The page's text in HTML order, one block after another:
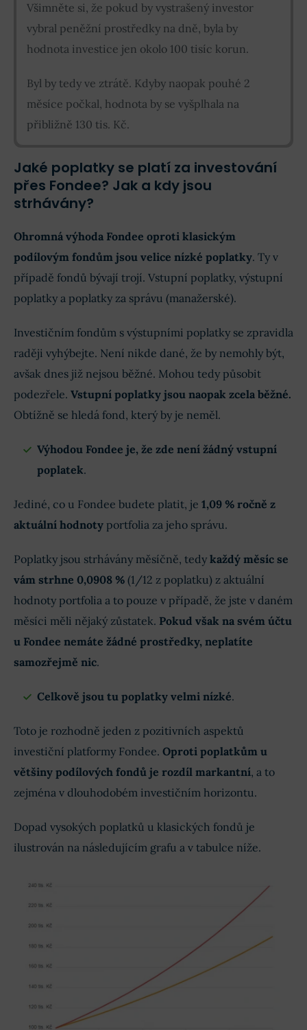
Všimněte si, že pokud by vystrašený investor
vybral peněžní prostředky na dně, byla by
hodnota investice jen okolo 100 tisíc korun.
Byl by tedy ve ztrátě. Kdyby naopak pouhé 2
měsíce počkal, hodnota by se vyšplhala na
přibližně 130 tis. Kč.
Jaké poplatky se platí za investování
přes Fondee? Jak a kdy jsou
strhávány?
Ohromná výhoda Fondee oproti klasickým
podílovým fondům jsou velice nízké poplatky. Ty v
případě fondů bývají trojí. Vstupní poplatky, výstupní
poplatky a poplatky za správu (manažerské).
Investičním fondům s výstupními poplatky se zpravidla
raději vyhýbejte. Není nikde dané, že by nemohly být,
avšak dnes již nejsou běžné. Mohou tedy působit
podezřele. Vstupní poplatky jsou naopak zcela běžné.
Obtížně se hledá fond, který by je neměl.
Výhodou Fondee je, že zde není žádný vstupní
poplatek.
Jediné, co u Fondee budete platit, je 1,09 % ročně z
aktuální hodnoty portfolia za jeho správu.
Poplatky jsou strhávány měsíčně, tedy každý měsíc se
vám strhne 0,0908 % (1/12 z poplatku) z aktuální
hodnoty portfolia a to pouze v případě, že jste v daném
měsíci měli nějaký zůstatek. Pokud však na svém účtu
u Fondee nemáte žádné prostředky, neplatíte
samozřejmě nic.
Celkově jsou tu poplatky velmi nízké.
Toto je rozhodně jeden z pozitivních aspektů
investiční platformy Fondee. Oproti poplatkům u
většiny podílových fondů je rozdíl markantní, a to
zejména v dlouhodobém investičním horizontu.
Dopad vysokých poplatků u klasických fondů je
ilustrován na následujícím grafu a v tabulce níže.